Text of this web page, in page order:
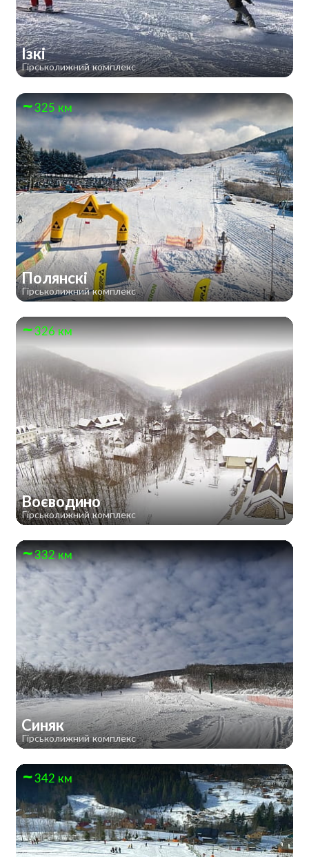
Ізкі
Гірськолижний комплекс
325 км
Полянскі
Гірськолижний комплекс
326 км
Воєводино
Гірськолижний комплекс
332 км
Синяк
Гірськолижний комплекс
342 км